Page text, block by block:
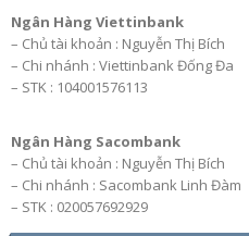
Ngân Hàng Viettinbank
– Chủ tài khoản : Nguyễn Thị Bích
– Chi nhánh : Viettinbank Đống Đa
– STK : 104001576113
Ngân Hàng Sacombank
– Chủ tài khoản : Nguyễn Thị Bích
– Chi nhánh : Sacombank Linh Đàm
– STK : 020057692929